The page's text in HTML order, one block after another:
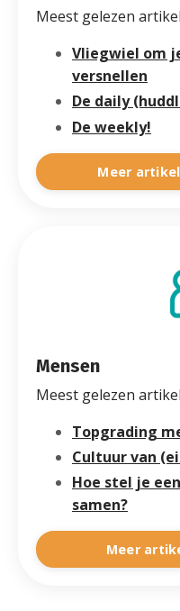
Meest gelezen
Vliegwiel om
versnellen
De daily
De weekly!
Meer
Mensen
Meest gelezen
Topgrading
Cultuur van
Hoe stel je
samen?
Meer